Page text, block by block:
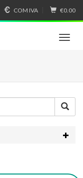
COM IVA €0.00
T
n
a
v
g